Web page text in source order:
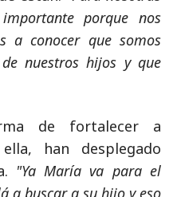
porque nos
a conocer que somos
nuestros hijos y que
de fortalecer a
han desplegado
"Ya María va para el
a buscar a su hijo y eso